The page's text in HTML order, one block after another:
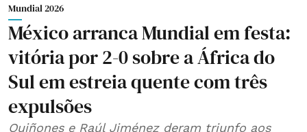
Mundial 2026
México arranca Mundial em festa:
vitória por 2-0 sobre a África do
Sul em estreia quente com três
expulsões
Quiñones e Raúl Jiménez deram triunfo aos